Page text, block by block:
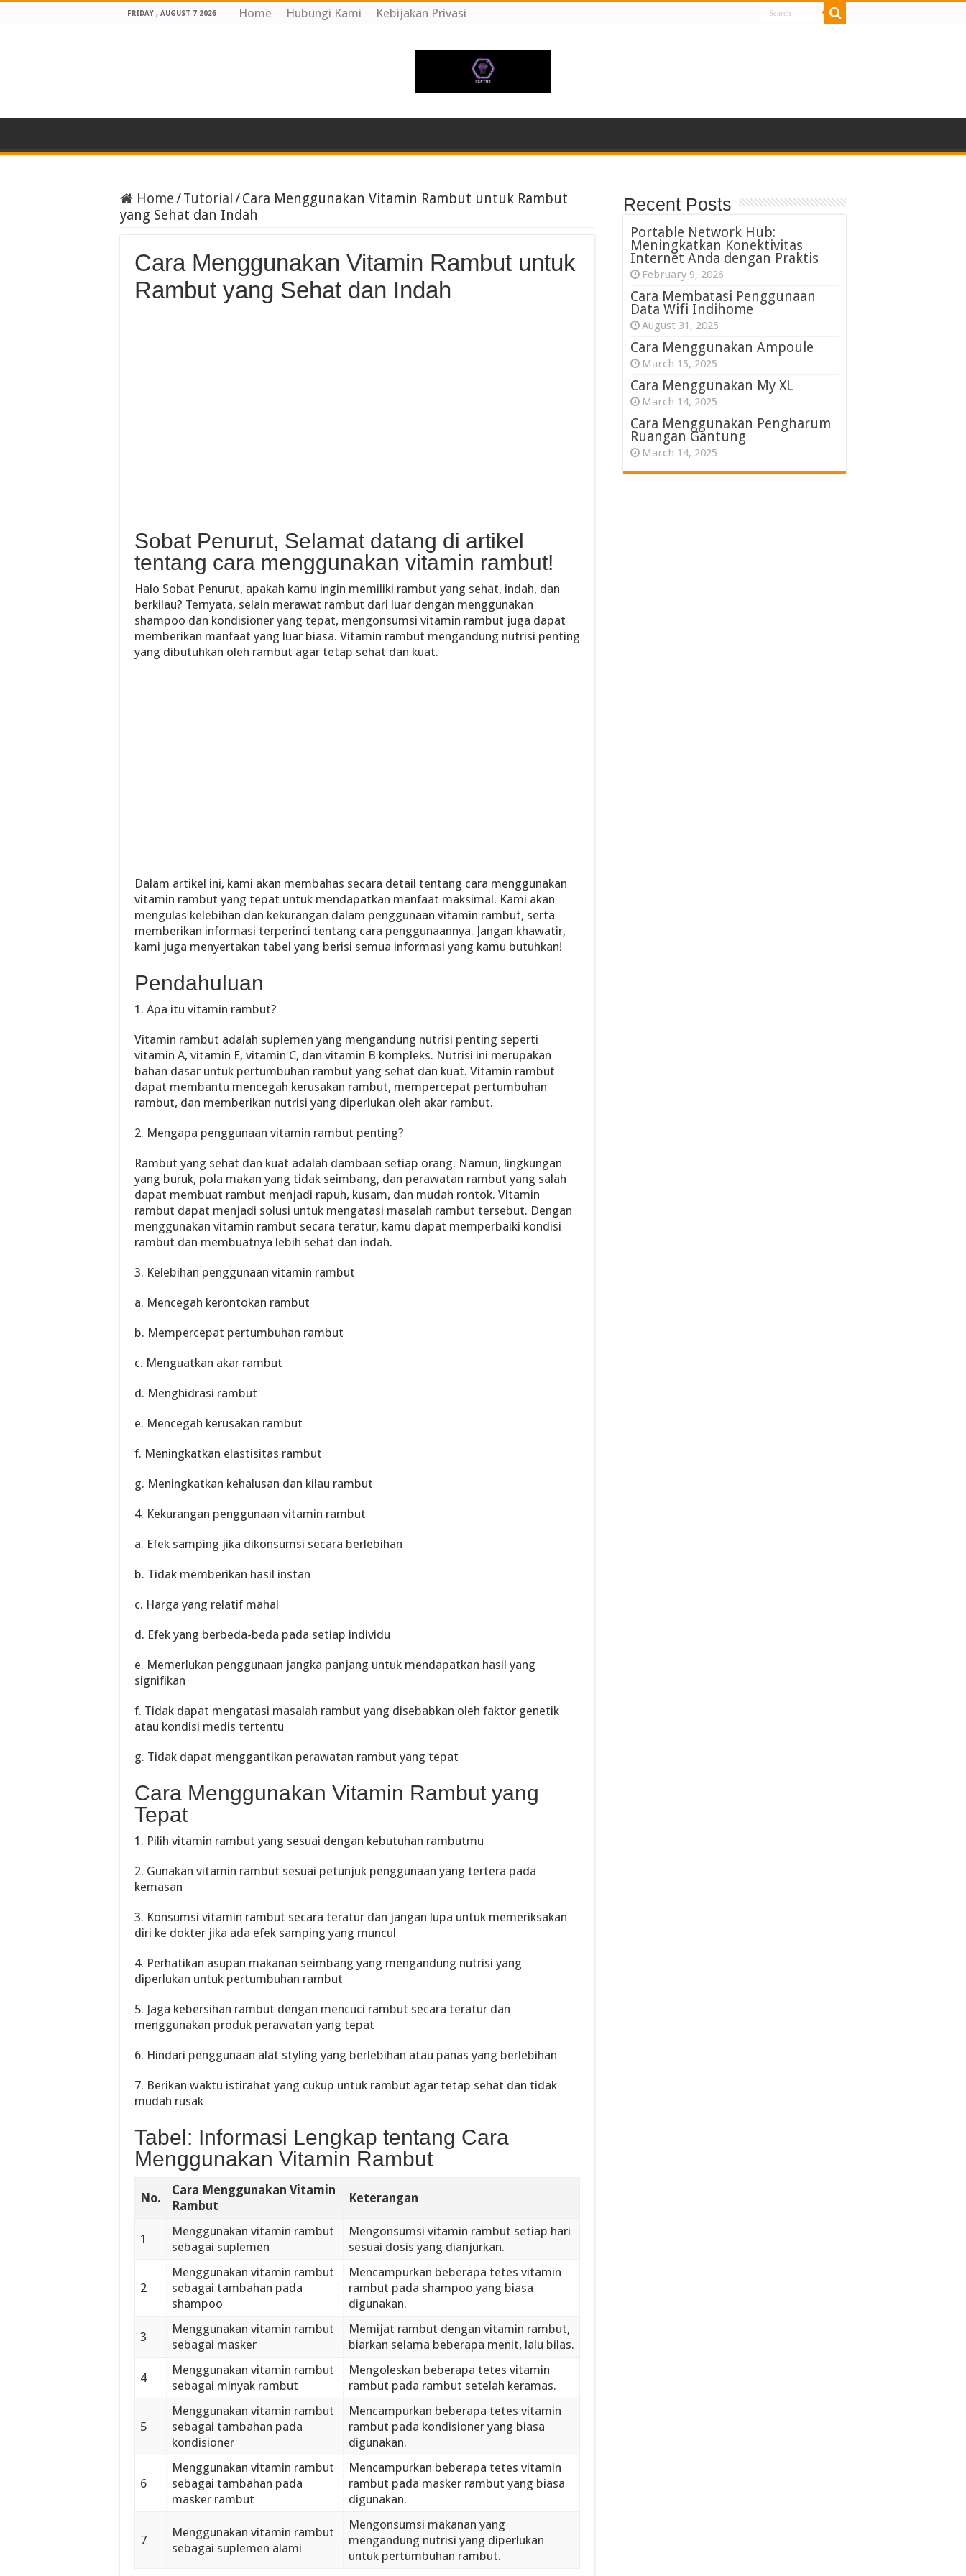
FRIDAY , AUGUST 7 2026 Home Hubungi Kami Kebijakan Privasi
Home/Tutorial /Cara Menggunakan Vitamin Rambut untuk Rambut
yang Sehat dan Indah
Cara Menggunakan Vitamin Rambut untuk
Rambut yang Sehat dan Indah
Sobat Penurut, Selamat datang di artikel
tentang cara menggunakan vitamin rambut!
Halo Sobat Penurut, apakah kamu ingin memiliki rambut yang sehat, indah, dan
berkilau? Ternyata, selain merawat rambut dari luar dengan menggunakan
shampoo dan kondisioner yang tepat, mengonsumsi vitamin rambut juga dapat
memberikan manfaat yang luar biasa. Vitamin rambut mengandung nutrisi penting
yang dibutuhkan oleh rambut agar tetap sehat dan kuat.
Dalam artikel ini, kami akan membahas secara detail tentang cara menggunakan
vitamin rambut yang tepat untuk mendapatkan manfaat maksimal. Kami akan
mengulas kelebihan dan kekurangan dalam penggunaan vitamin rambut, serta
memberikan informasi terperinci tentang cara penggunaannya. Jangan khawatir,
kami juga menyertakan tabel yang berisi semua informasi yang kamu butuhkan!
Pendahuluan
1. Apa itu vitamin rambut?
Vitamin rambut adalah suplemen yang mengandung nutrisi penting seperti
vitamin A, vitamin E, vitamin C, dan vitamin B kompleks. Nutrisi ini merupakan
bahan dasar untuk pertumbuhan rambut yang sehat dan kuat. Vitamin rambut
dapat membantu mencegah kerusakan rambut, mempercepat pertumbuhan
rambut, dan memberikan nutrisi yang diperlukan oleh akar rambut.
2. Mengapa penggunaan vitamin rambut penting?
Rambut yang sehat dan kuat adalah dambaan setiap orang. Namun, lingkungan
yang buruk, pola makan yang tidak seimbang, dan perawatan rambut yang salah
dapat membuat rambut menjadi rapuh, kusam, dan mudah rontok. Vitamin
rambut dapat menjadi solusi untuk mengatasi masalah rambut tersebut. Dengan
menggunakan vitamin rambut secara teratur, kamu dapat memperbaiki kondisi
rambut dan membuatnya lebih sehat dan indah.
3. Kelebihan penggunaan vitamin rambut
a. Mencegah kerontokan rambut
b. Mempercepat pertumbuhan rambut
c. Menguatkan akar rambut
d. Menghidrasi rambut
e. Mencegah kerusakan rambut
f. Meningkatkan elastisitas rambut
g. Meningkatkan kehalusan dan kilau rambut
4. Kekurangan penggunaan vitamin rambut
a. Efek samping jika dikonsumsi secara berlebihan
b. Tidak memberikan hasil instan
c. Harga yang relatif mahal
d. Efek yang berbeda-beda pada setiap individu
e. Memerlukan penggunaan jangka panjang untuk mendapatkan hasil yang
signifikan
f. Tidak dapat mengatasi masalah rambut yang disebabkan oleh faktor genetik
atau kondisi medis tertentu
g. Tidak dapat menggantikan perawatan rambut yang tepat
Cara Menggunakan Vitamin Rambut yang
Tepat
1. Pilih vitamin rambut yang sesuai dengan kebutuhan rambutmu
2. Gunakan vitamin rambut sesuai petunjuk penggunaan yang tertera pada
kemasan
3. Konsumsi vitamin rambut secara teratur dan jangan lupa untuk memeriksakan
diri ke dokter jika ada efek samping yang muncul
4. Perhatikan asupan makanan seimbang yang mengandung nutrisi yang
diperlukan untuk pertumbuhan rambut
5. Jaga kebersihan rambut dengan mencuci rambut secara teratur dan
menggunakan produk perawatan yang tepat
6. Hindari penggunaan alat styling yang berlebihan atau panas yang berlebihan
7. Berikan waktu istirahat yang cukup untuk rambut agar tetap sehat dan tidak
mudah rusak
Tabel: Informasi Lengkap tentang Cara
Menggunakan Vitamin Rambut
No.
Cara Menggunakan Vitamin
Rambut
Keterangan
1
Menggunakan vitamin rambut
sebagai suplemen
Mengonsumsi vitamin rambut setiap hari
sesuai dosis yang dianjurkan.
2
Menggunakan vitamin rambut
sebagai tambahan pada
shampoo
Mencampurkan beberapa tetes vitamin
rambut pada shampoo yang biasa
digunakan.
3
Menggunakan vitamin rambut
sebagai masker
Memijat rambut dengan vitamin rambut,
biarkan selama beberapa menit, lalu bilas.
4
Menggunakan vitamin rambut
sebagai minyak rambut
Mengoleskan beberapa tetes vitamin
rambut pada rambut setelah keramas.
5
Menggunakan vitamin rambut
sebagai tambahan pada
kondisioner
Mencampurkan beberapa tetes vitamin
rambut pada kondisioner yang biasa
digunakan.
6
Menggunakan vitamin rambut
sebagai tambahan pada
masker rambut
Mencampurkan beberapa tetes vitamin
rambut pada masker rambut yang biasa
digunakan.
7
Menggunakan vitamin rambut
sebagai suplemen alami
Mengonsumsi makanan yang
mengandung nutrisi yang diperlukan
untuk pertumbuhan rambut.
Recent Posts
Portable Network Hub:
Meningkatkan Konektivitas
Internet Anda dengan Praktis
February 9, 2026
Cara Membatasi Penggunaan
Data Wifi Indihome
August 31, 2025
Cara Menggunakan Ampoule
March 15, 2025
Cara Menggunakan My XL
March 14, 2025
Cara Menggunakan Pengharum
Ruangan Gantung
March 14, 2025